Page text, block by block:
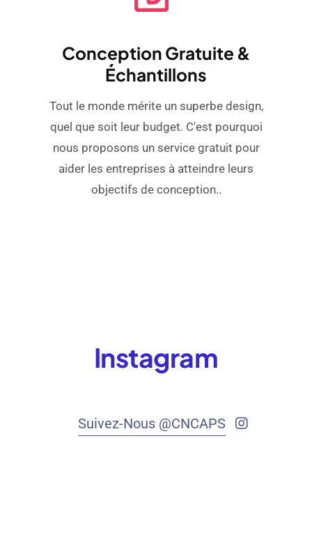
Conception Gratuite &
Échantillons
Tout le monde mérite un superbe design,
quel que soit leur budget. C'est pourquoi
nous proposons un service gratuit pour
aider les entreprises à atteindre leurs
objectifs de conception..
Instagram
Suivez-Nous @CNCAPS